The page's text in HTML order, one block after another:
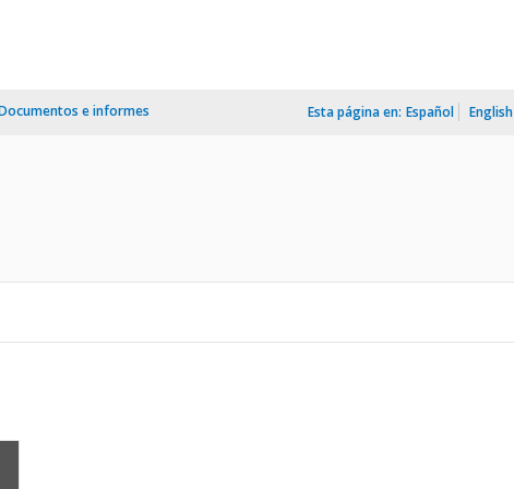
e informes Esta página en: Español English